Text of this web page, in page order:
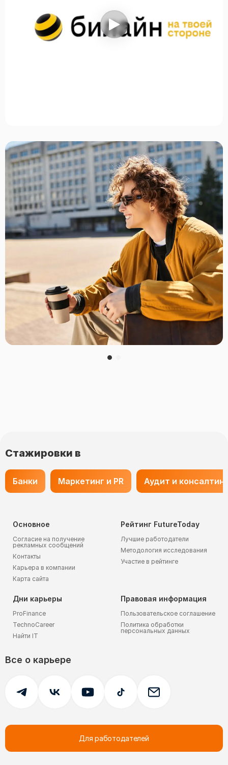
Стажировки в
Банки Маркетинг и PR Аудит и консалтинг
Для работодателей
Все о карьере
Основное
Согласие на получение
рекламных сообщений
Контакты
Карьера в компании
Карта сайта
Рейтинг FutureToday
Лучшие работодатели
Методология исследования
Участие в рейтинге
Дни карьеры
ProFinance
TechnoCareer
Найти IT
Правовая информация
Пользовательское соглашение
Политика обработки
персональных данных